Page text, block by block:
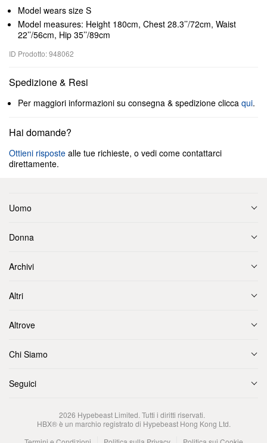
Model wears size S
Model measures: Height 180cm, Chest 28.3’’/72cm, Waist
22’’/56cm, Hip 35’’/89cm
ID Prodotto: 948062
Spedizione & Resi
Per maggiori informazioni su consegna & spedizione clicca qui.
Hai domande?
Ottieni risposte alle tue richieste, o vedi come contattarci
direttamente.
Uomo
Donna
Archivi
Altri
Altrove
Chi Siamo
Seguici
2026 Hypebeast Limited. Tutti i diritti riservati.
HBX® è un marchio registrato di Hypebeast Hong Kong Ltd.